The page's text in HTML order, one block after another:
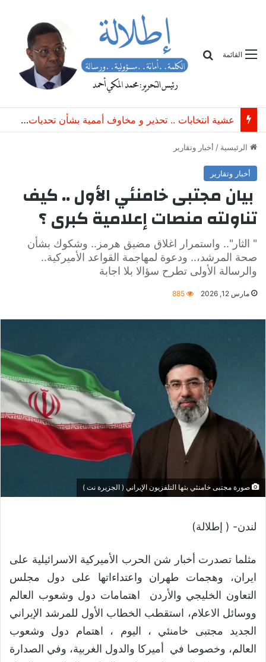
القائمة
عشية انتخابات .. تحذير و مخاوف أممية بشأن تحديات سياسية وأمنية في جنوب السودان
الرئيسية / أخبار وتقارير
أخبار وتقارير
بيان مجتبى خامنئي الأول .. كيف
تناولته منصات إعلامية كبرى ؟
" الثار".. واستمرار اغلاق مضيق هرمز.. وشكوك بشأن
صحة المرشد،.. ودعوة لمهاجمة القواعد الأميركية..
والرسالة الأولى تطرح سؤالا بلا اجابة
مارس 12, 2026 885
صورة مجتبى خامنئي بثها التلفزيون الإيراني ( الجزيرة نت )
لندن- ( إطلالة)
مثلما تصدرت أخبار شن الحرب الأميركية الاسرائيلية على
ايران، وهجمات طهران واعتداءاتها على دول مجلس
التعاون الخليجي والأردن اهتمامات دول وشعوب العالم
ووسائل الاعلام، استقطب الخطاب الأول للمرشد الإيراني
الجديد مجتبى خامنئي ، اليوم ، اهتمام دول وشعوب
العالم، وخصوصا في أميركا والدول الغربية، وفي الصدارة